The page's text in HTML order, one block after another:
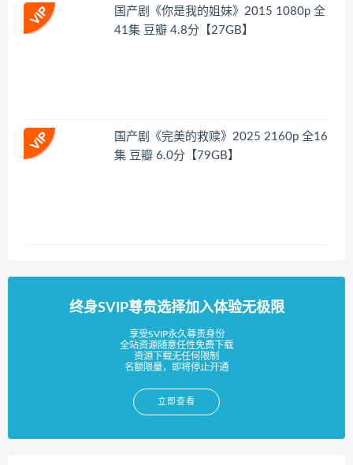
国产剧《你是我的姐妹》2015 1080p 全
41集 豆瓣 4.8分【27GB】
国产剧《完美的救赎》2025 2160p 全16
集 豆瓣 6.0分【79GB】
终身SVIP尊贵选择加入体验无极限
享受SVIP永久尊贵身份
全站资源随意任性免费下载
资源下载无任何限制
名额限量，即将停止开通
立即查看